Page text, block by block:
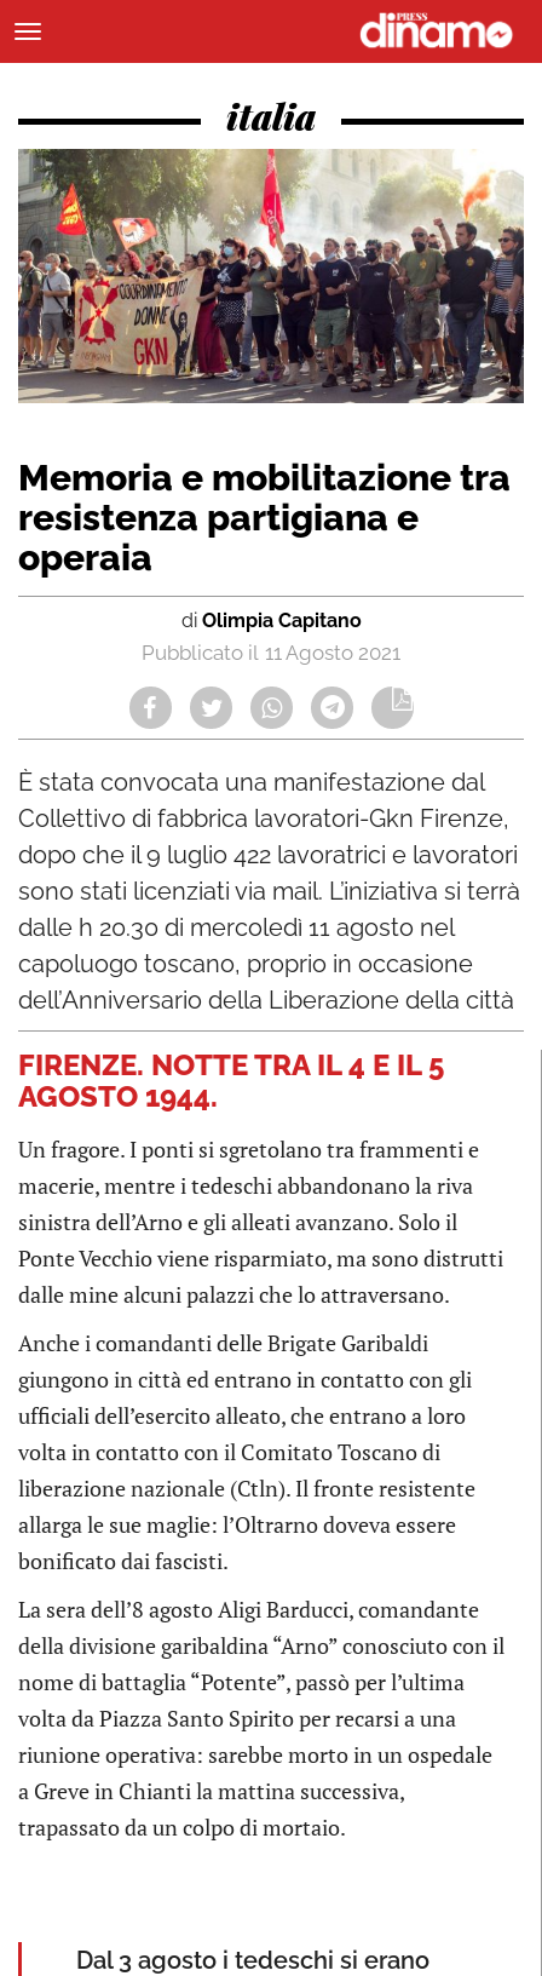
italia
Memoria e mobilitazione tra
resistenza partigiana e
operaia
di Olimpia Capitano
11 Agosto 2021
È stata convocata una manifestazione dal
Collettivo di fabbrica lavoratori-Gkn Firenze,
dopo che il 9 luglio 422 lavoratrici e lavoratori
sono stati licenziati via mail. L’iniziativa si terrà
dalle h 20.30 di mercoledì 11 agosto nel
capoluogo toscano, proprio in occasione
dell’Anniversario della Liberazione della città
FIRENZE. NOTTE TRA IL 4 E IL 5
AGOSTO 1944.
Un fragore. I ponti si sgretolano tra frammenti e
macerie, mentre i tedeschi abbandonano la riva
sinistra dell’Arno e gli alleati avanzano. Solo il
Ponte Vecchio viene risparmiato, ma sono distrutti
dalle mine alcuni palazzi che lo attraversano.
Anche i comandanti delle Brigate Garibaldi
giungono in città ed entrano in contatto con gli
ufficiali dell’esercito alleato, che entrano a loro
volta in contatto con il Comitato Toscano di
liberazione nazionale (Ctln). Il fronte resistente
allarga le sue maglie: l’Oltrarno doveva essere
bonificato dai fascisti.
La sera dell’8 agosto Aligi Barducci, comandante
della divisione garibaldina “Arno” conosciuto con il
nome di battaglia “Potente”, passò per l’ultima
volta da Piazza Santo Spirito per recarsi a una
riunione operativa: sarebbe morto in un ospedale
a Greve in Chianti la mattina successiva,
trapassato da un colpo di mortaio.
Dal 3 agosto i tedeschi si erano